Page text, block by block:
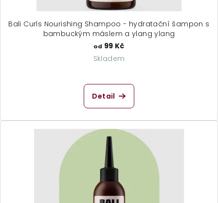
Bali Curls Nourishing Shampoo - hydratační šampon s
bambuckým máslem a ylang ylang
od 99 Kč
Skladem
hodnocení
produktu
z
hvězdiček.
Detail